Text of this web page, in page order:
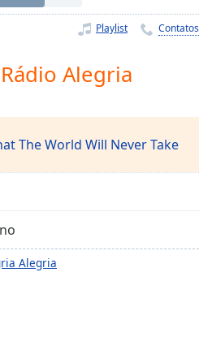
Playlist Contatos
Alegria
The World Will Never Take
Alegria